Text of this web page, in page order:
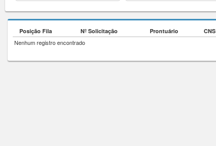
Posição Fila Nº Solicitação Prontuário CNS
Nenhum registro encontrado